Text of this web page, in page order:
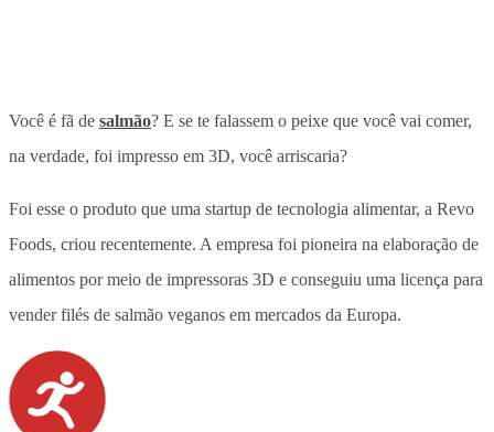
Você é fã de salmão? E se te falassem o peixe que você vai comer,
na verdade, foi impresso em 3D, você arriscaria?
Foi esse o produto que uma startup de tecnologia alimentar, a Revo
Foods, criou recentemente. A empresa foi pioneira na elaboração de
alimentos por meio de impressoras 3D e conseguiu uma licença para
vender filés de salmão veganos em mercados da Europa.